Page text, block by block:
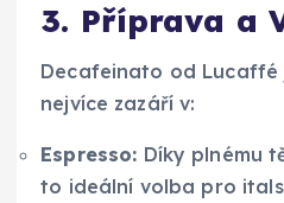
3. Příprava a
Decafeinato od Lucaffé
nejvíce zazáří v:
Espresso: Díky plnému
to ideální volba pro